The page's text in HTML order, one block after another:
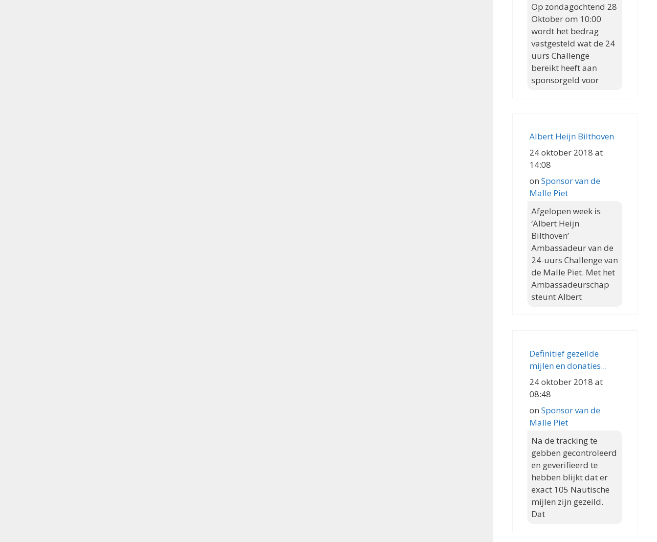
Op zondagochtend 28
Oktober om 10:00
wordt het bedrag
vastgesteld wat de 24
uurs Challenge
bereikt heeft aan
sponsorgeld voor
Albert Heijn Bilthoven
24 oktober 2018 at
14:08
on Sponsor van de
Malle Piet
Afgelopen week is
‘Albert Heijn
Bilthoven’
Ambassadeur van de
24-uurs Challenge van
de Malle Piet. Met het
Ambassadeurschap
steunt Albert
Definitief gezeilde
mijlen en donaties...
24 oktober 2018 at
08:48
on Sponsor van de
Malle Piet
Na de tracking te
gebben gecontroleerd
en geverifieerd te
hebben blijkt dat er
exact 105 Nautische
mijlen zijn gezeild.
Dat